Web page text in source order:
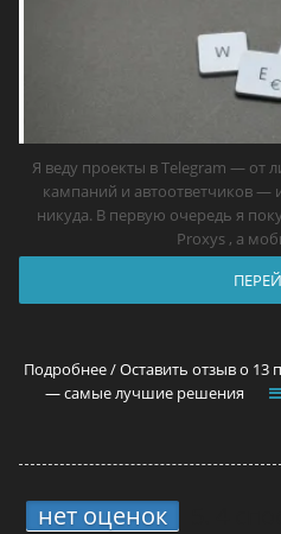
Я веду проекты в Telegram — от
кампаний и автоответчиков —
никуда. В первую очередь я
Proxys , а
Подробнее / Оставить отзыв о 13
— самые лучшие решения
нет оценок